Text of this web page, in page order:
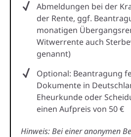
Abmeldungen bei der
der Rente, ggf.
monatigen
Witwerrente auch
genannt)
Optional: Beantragung
Dokumente in
Eheurkunde oder
einen Aufpreis von 50 €
Hinweis: Bei einer anonymen